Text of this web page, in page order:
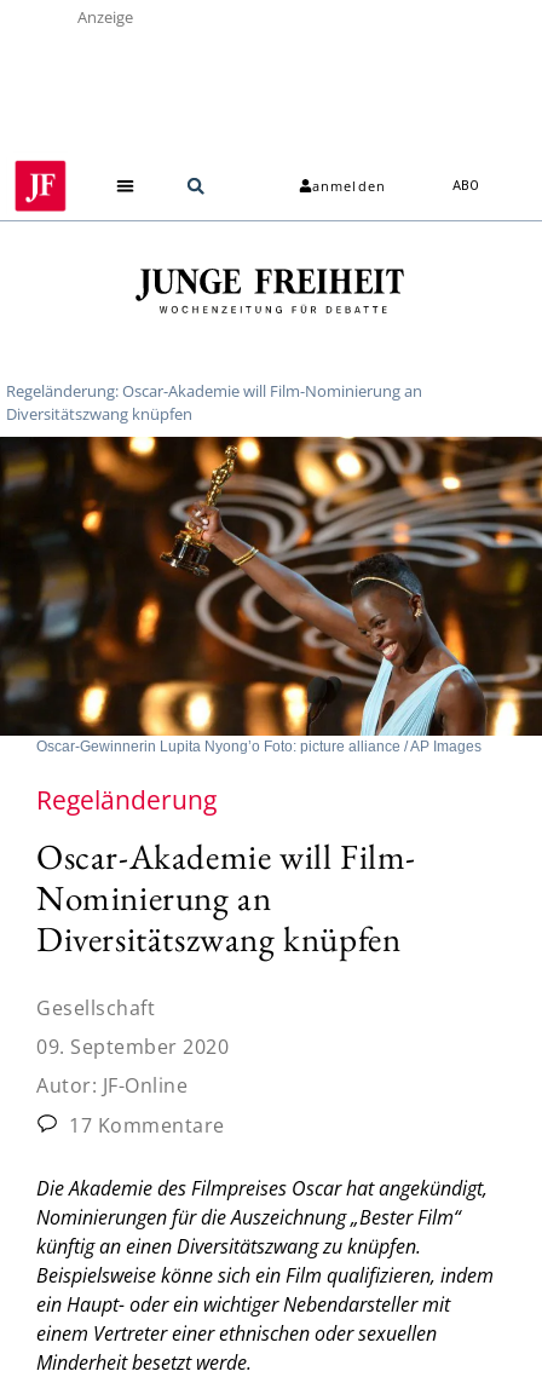
Anzeige
anmelden ABO
Regeländerung: Oscar-Akademie will Film-Nominierung an
Diversitätszwang knüpfen
Oscar-Gewinnerin Lupita Nyong’o Foto: picture alliance / AP Images
Regeländerung
Oscar-Akademie will Film-
Nominierung an
Diversitätszwang knüpfen
Gesellschaft
09. September 2020
Autor: JF-Online
17 Kommentare
Die Akademie des Filmpreises Oscar hat angekündigt,
Nominierungen für die Auszeichnung „Bester Film“
künftig an einen Diversitätszwang zu knüpfen.
Beispielsweise könne sich ein Film qualifizieren, indem
ein Haupt- oder ein wichtiger Nebendarsteller mit
einem Vertreter einer ethnischen oder sexuellen
Minderheit besetzt werde.